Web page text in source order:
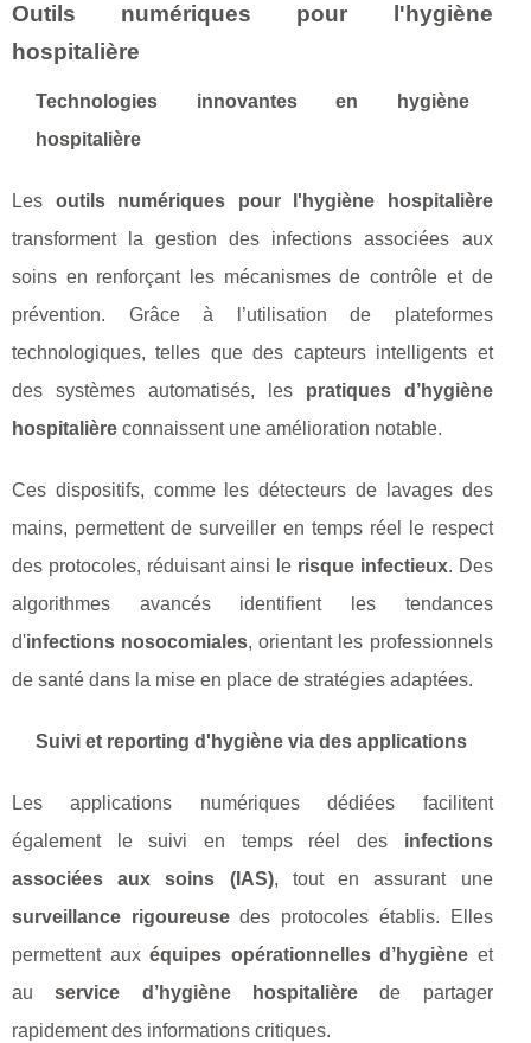
Outils numériques pour l'hygiène
hospitalière
Technologies innovantes en hygiène
hospitalière
Les outils numériques pour l'hygiène hospitalière
transforment la gestion des infections associées aux
soins en renforçant les mécanismes de contrôle et de
prévention. Grâce à l’utilisation de plateformes
technologiques, telles que des capteurs intelligents et
des systèmes automatisés, les pratiques d’hygiène
hospitalière connaissent une amélioration notable.
Ces dispositifs, comme les détecteurs de lavages des
mains, permettent de surveiller en temps réel le respect
des protocoles, réduisant ainsi le risque infectieux. Des
algorithmes avancés identifient les tendances
d'infections nosocomiales, orientant les professionnels
de santé dans la mise en place de stratégies adaptées.
Suivi et reporting d'hygiène via des applications
Les applications numériques dédiées facilitent
également le suivi en temps réel des infections
associées aux soins (IAS), tout en assurant une
surveillance rigoureusedes protocoles établis. Elles
permettent auxéquipes opérationnelles d’hygiène et
auservice d’hygiène hospitalièrede partager
rapidement des informations critiques.